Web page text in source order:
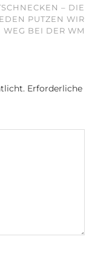
– DIE
PUTZEN WIR
WEG BEI DER WM
Erforderliche